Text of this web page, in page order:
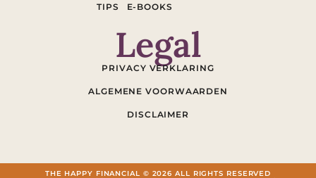
TIPS E-BOOKS
Legal
PRIVACY VERKLARING
ALGEMENE VOORWAARDEN
DISCLAIMER
THE HAPPY FINANCIAL © 2026 ALL RIGHTS RESERVED